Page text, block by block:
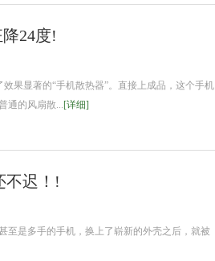
24度!
果显著的“手机散热器”。直接上成品，这个手机
通的风扇散...[详细]
不迟！!
是多手的手机，换上了崭新的外壳之后，就被